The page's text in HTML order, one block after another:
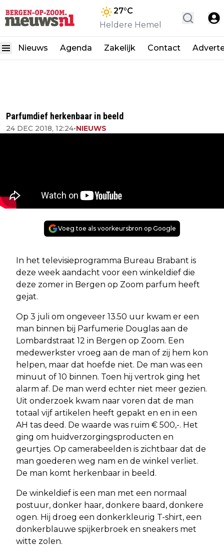
27°C
Heldere Hemel
Nieuws Agenda Zakelijk Contact
Parfumdief herkenbaar in beeld
24 DEC 2018, 12:24•NIEUWS
Voeg toe als voorkeursbron op Google
In het televisieprogramma Bureau Brabant is
deze week aandacht voor een winkeldief die
deze zomer in Bergen op Zoom parfum heeft
gejat.
Op 3 juli om ongeveer 13.50 uur kwam er een
man binnen bij Parfumerie Douglas aan de
Lombardstraat 12 in Bergen op Zoom. Een
medewerkster vroeg aan de man of zij hem kon
helpen, maar dat hoefde niet. De man was een
minuut of 10 binnen. Toen hij vertrok ging het
alarm af. De man werd echter niet meer gezien.
Uit onderzoek kwam naar voren dat de man
totaal vijf artikelen heeft gepakt en en in een
AH tas deed. De waarde was ruim € 500,-. Het
ging om huidverzorgingsproducten en
geurtjes. Op camerabeelden is zichtbaar dat de
man goederen weg nam en de winkel verliet.
De man komt herkenbaar in beeld.
De winkeldief is een man met een normaal
postuur, donker haar, donkere baard, donkere
ogen. Hij droeg een donkerkleurig T-shirt, een
donkerblauwe spijkerbroek en sneakers met
witte zolen.